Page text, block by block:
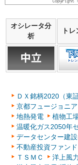
オシレータ分
析
ト
ＤＸ銘柄2020（東
京都フュージョニ
地熱発電
植物工
温暖化ガス2050年
データセンター建
不動産投資ファンド
ＴＳＭＣ
洋上風